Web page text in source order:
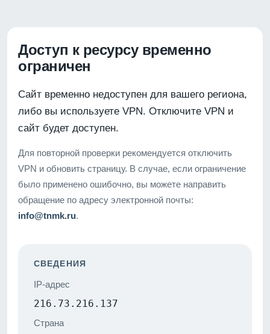
Доступ к ресурсу временно
ограничен
Сайт временно недоступен для вашего региона,
либо вы используете VPN. Отключите VPN и
сайт будет доступен.
Для повторной проверки рекомендуется отключить
VPN и обновить страницу. В случае, если ограничение
было применено ошибочно, вы можете направить
обращение по адресу электронной почты:
info@tnmk.ru.
СВЕДЕНИЯ
IP-адрес
216.73.216.137
Страна